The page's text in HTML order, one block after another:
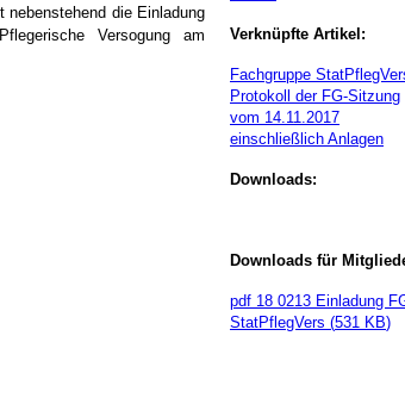
nebenstehend die Einladung
Versogung am
Verknüpfte Artikel:
Fachgruppe
Protokoll der FG-Sitzung
vom 14.11.2017
einschließlich Anlagen
Downloads:
Downloads für
pdf 18 0213 Einladung
StatPflegVers (531 KB)